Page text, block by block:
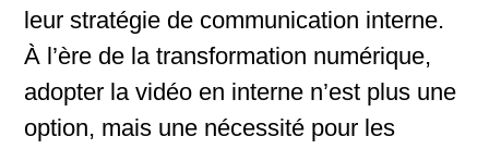
leur stratégie de communication interne.
À l’ère de la transformation numérique,
adopter la vidéo en interne n’est plus une
option, mais une nécessité pour les